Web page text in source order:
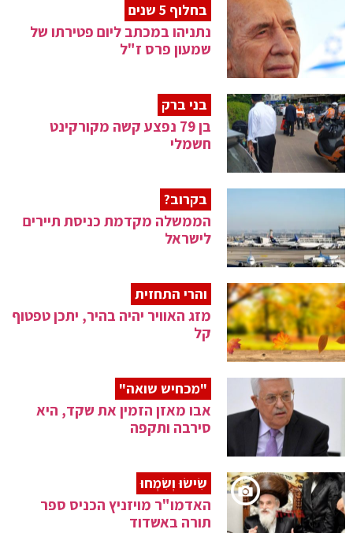
בחלוף 5 שנים
נתניהו במכתב ליום פטירתו של
שמעון פרס ז"ל
בני ברק
בן 79 נפצע קשה מקורקינט
חשמלי
בקרוב?
הממשלה מקדמת כניסת תיירים
לישראל
והרי התחזית
מזג האוויר יהיה בהיר, יתכן טפטוף
קל
"מכחיש שואה"
אבו מאזן הזמין את שקד, היא
סירבה ותקפה
שִׂישׂוּ וְשִׂמְחוּ
האדמו"ר מויזניץ הכניס ספר
תורה באשדוד